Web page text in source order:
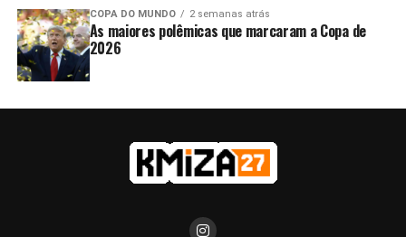
COPA DO MUNDO 2 semanas atrás
As maiores polêmicas que marcaram a Copa de
2026